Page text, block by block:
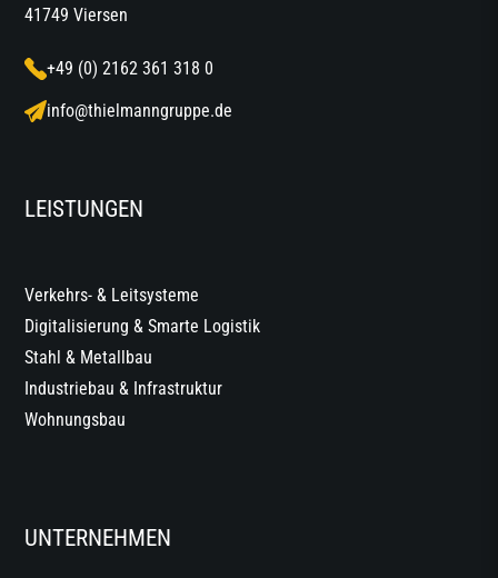
41749 Viersen
+49 (0) 2162 361 318 0
info@thielmanngruppe.de
LEISTUNGEN
Verkehrs- & Leitsysteme
Digitalisierung & Smarte Logistik
Stahl & Metallbau
Industriebau & Infrastruktur
Wohnungsbau
UNTERNEHMEN